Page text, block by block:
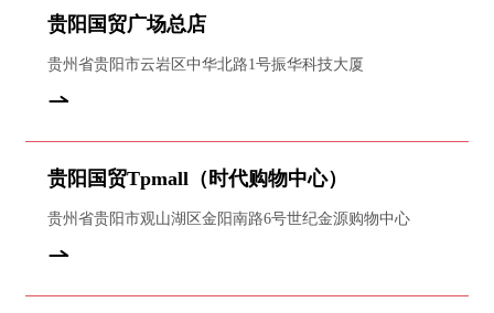
贵阳国贸广场总店
贵州省贵阳市云岩区中华北路1号振华科技大厦
贵阳国贸Tpmall（时代购物中心）
贵州省贵阳市观山湖区金阳南路6号世纪金源购物中心